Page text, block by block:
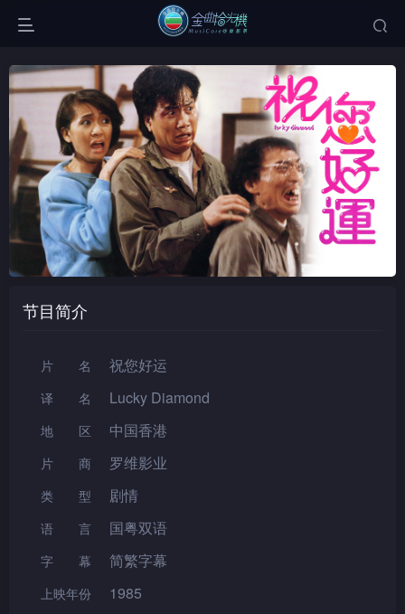
节目简介
片名 祝您好运
译名 Lucky Diamond
地区 中国香港
片 商 罗维影业
类型 剧情
语言 国粤双语
字幕 简繁字幕
上映年份 1985